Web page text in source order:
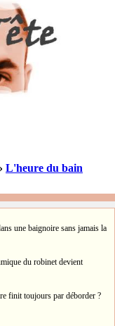
L'heure du bain
une baignoire sans jamais la
du robinet devient
finit toujours par déborder ?